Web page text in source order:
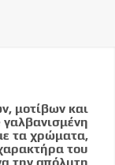
μοτίβων και
τα χρώματα,
του